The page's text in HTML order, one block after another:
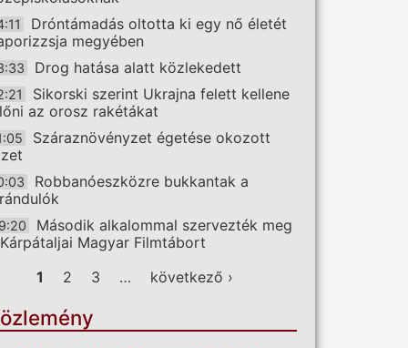
Dróntámadás oltotta ki egy nő életét
megyében
Drog hatása alatt közlekedett
Sikorski szerint Ukrajna felett kellene
az orosz rakétákat
Száraznövényzet égetése okozott
Robbanóeszközre bukkantak a
Második alkalommal szervezték meg
Magyar Filmtábort
Oldalak
1 2 3 … következő ›